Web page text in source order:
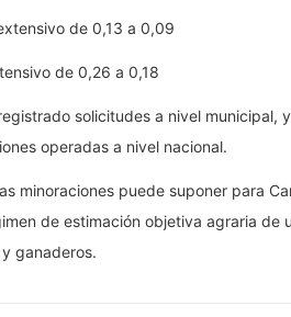
de 0,13 a 0,09
de 0,26 a 0,18
solicitudes a nivel
operadas a nivel nacional.
minoraciones puede suponer para
de estimación objetiva agraria de
ganaderos.